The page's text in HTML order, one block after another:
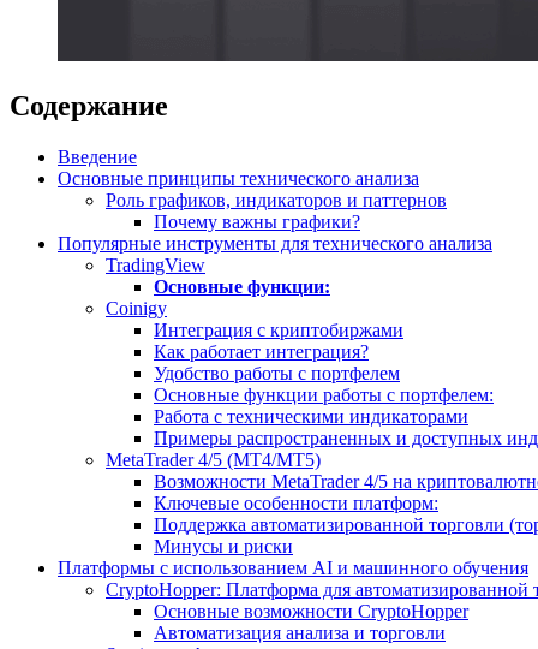
Содержание
Введение
Основные принципы технического анализа
Роль графиков, индикаторов и паттернов
Почему важны графики?
Популярные инструменты для технического анализа
TradingView
Основные функции:
Coinigy
Интеграция с криптобиржами
Как работает интеграция?
Удобство работы с портфелем
Основные функции работы с портфелем:
Работа с техническими индикаторами
Примеры распространенных и доступных
MetaTrader 4/5 (MT4/MT5)
Возможности MetaTrader 4/5 на
Ключевые особенности платформ:
Поддержка автоматизированной торговли
Минусы и риски
Платформы с использованием AI и машинного обучения
CryptoHopper: Платформа для автоматизированной
Основные возможности CryptoHopper
Автоматизация анализа и торговли